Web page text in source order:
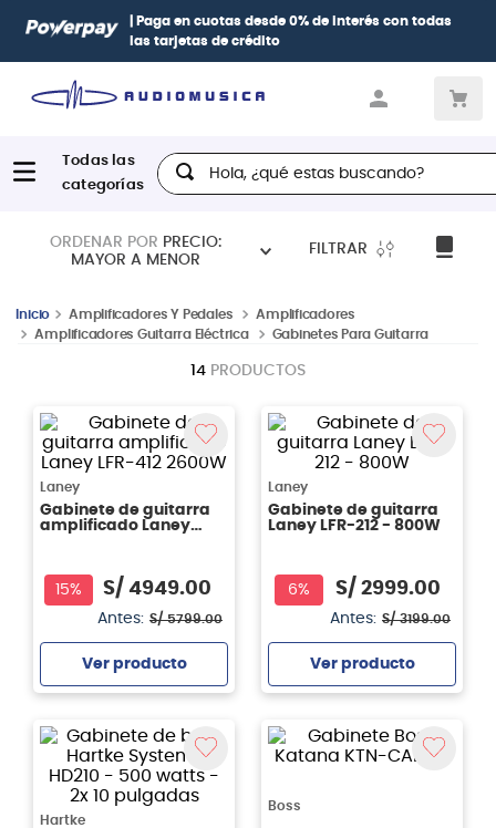
| Paga en cuotas desde 0% de interés con todas
las tarjetas de crédito
Hola, ¿qué estas buscando?
ORDENAR POR PRECIO:
MAYOR A MENOR
FILTRAR
Amplificadores Y Pedales
Amplificadores
Amplificadores Guitarra Eléctrica
Gabinetes Para Guitarra
14 PRODUCTOS
Laney
Gabinete de guitarra
amplificado Laney
15% S/ 4949.00
Antes: S/ 5799.00
Ver producto
Laney
Gabinete de guitarra
Laney LFR-212 - 800W
6% S/ 2999.00
Antes: S/ 3199.00
Ver producto
Hartke
Boss